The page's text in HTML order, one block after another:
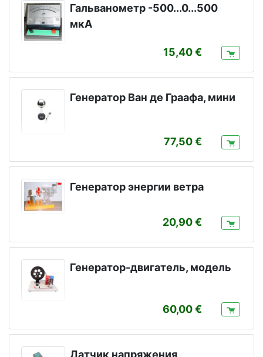
Гальванометр -500...0...500
мкА
15,40
Генератор Ван де Граафа, мини
77,50
Генератор энергии ветра
20,90
Генератор-двигатель, модель
60,00
Датчик напряжения,